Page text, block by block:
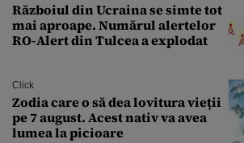
Războiul din Ucraina se simte tot
mai aproape. Numărul alertelor
RO-Alert din Tulcea a explodat
Click
Zodia care o să dea lovitura vieții
pe 7 august. Acest nativ va avea
lumea la picioare